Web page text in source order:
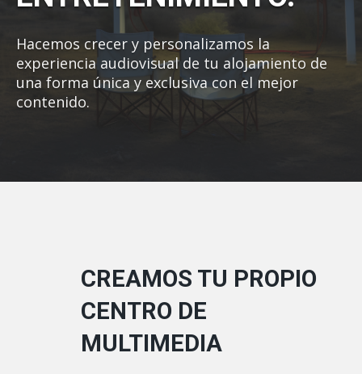
Hacemos crecer y personalizamos la
experiencia audiovisual de tu alojamiento de
una forma única y exclusiva con el mejor
contenido.
CREAMOS TU PROPIO
CENTRO DE
MULTIMEDIA